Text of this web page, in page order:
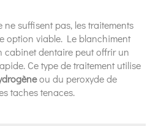
suffisent pas, les traitements
option viable. Le blanchiment
cabinet dentaire peut offrir un
Ce type de traitement utilise
ou du peroxyde de
taches tenaces.